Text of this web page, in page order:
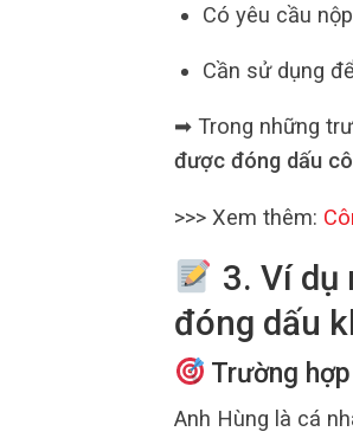
Có yêu cầu
Cần sử dụng
➡ Trong những
được đóng dấu
>>> Xem thêm:
3. Ví dụ
đóng dấu
Trường
Anh Hùng là cá